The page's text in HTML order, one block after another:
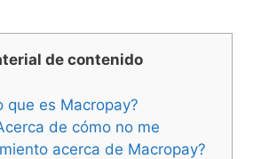
de contenido
que es Macropay?
de cómo no me
acerca de Macropay?